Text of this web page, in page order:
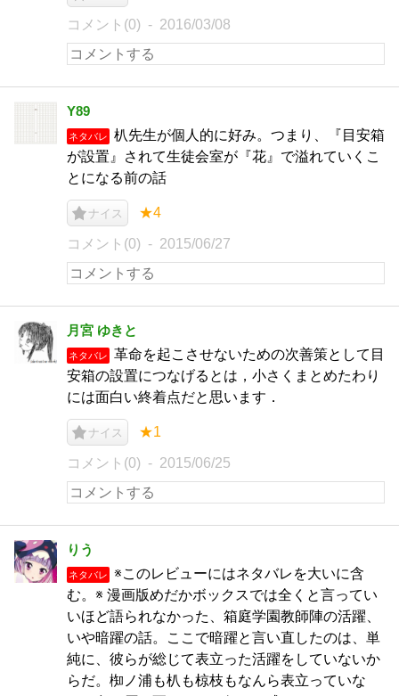
コメント(0) 2016/03/08
Y89
ネタバレ
朳先生が個人的に好み。つまり、『目安箱
が設置』されて生徒会室が『花』で溢れていくこ
とになる前の話
ナイス ★4
コメント(0) 2015/06/27
月宮 ゆきと
ネタバレ
革命を起こさせないための次善策として目
安箱の設置につなげるとは，小さくまとめたわり
には面白い終着点だと思います．
ナイス ★1
コメント(0) 2015/06/25
りう
ネタバレ
※このレビューにはネタバレを大いに含
む。※ 漫画版めだかボックスでは全くと言ってい
いほど語られなかった、箱庭学園教師陣の活躍、
いや暗躍の話。ここで暗躍と言い直したのは、単
純に、彼らが総じて表立った活躍をしていないか
らだ。椥ノ浦も朳も椋枝もなんら表立っていな